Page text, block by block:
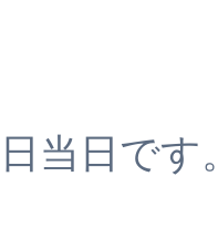
当日です。